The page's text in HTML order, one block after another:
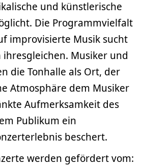
und künstlerische
Die Programmvielfalt
improvisierte Musik sucht
ihresgleichen. Musiker und
die Tonhalle als Ort, der
Atmosphäre dem Musiker
Aufmerksamkeit des
Publikum ein
beschert.
werden gefördert vom: